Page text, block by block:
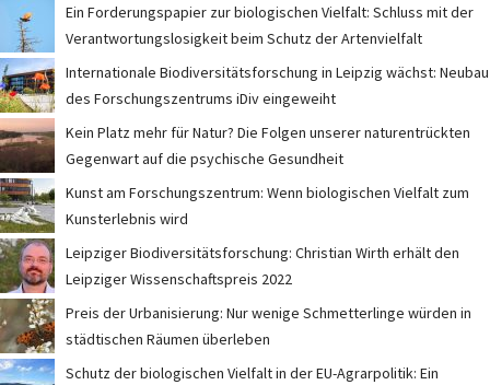
Ein Forderungspapier zur biologischen Vielfalt: Schluss mit der
Verantwortungslosigkeit beim Schutz der Artenvielfalt
Internationale Biodiversitätsforschung in Leipzig wächst: Neubau
des Forschungszentrums iDiv eingeweiht
Kein Platz mehr für Natur? Die Folgen unserer naturentrückten
Gegenwart auf die psychische Gesundheit
Kunst am Forschungszentrum: Wenn biologischen Vielfalt zum
Kunsterlebnis wird
Leipziger Biodiversitätsforschung: Christian Wirth erhält den
Leipziger Wissenschaftspreis 2022
Preis der Urbanisierung: Nur wenige Schmetterlinge würden in
städtischen Räumen überleben
Schutz der biologischen Vielfalt in der EU-Agrarpolitik: Ein